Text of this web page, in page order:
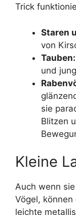
Trick
Staren
von
Tauben:
und
sie
Blitzen
Kleine
Auch wenn
Vögel,
leichte